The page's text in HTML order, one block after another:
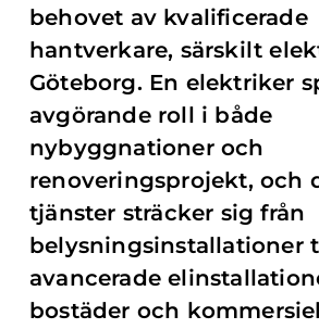
behovet av kvalificerade
hantverkare, särskilt
Göteborg. En elektriker
avgörande roll i både
nybyggnationer och
renoveringsprojekt, och
tjänster sträcker sig från
belysningsinstallationer
avancerade
bostäder och